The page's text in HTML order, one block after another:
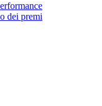
dei premi